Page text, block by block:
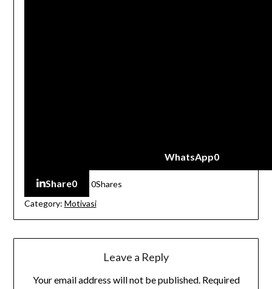
WhatsApp0
Share0 0Shares
Category: Motivasi
Leave a Reply
Your email address will not be published. Required